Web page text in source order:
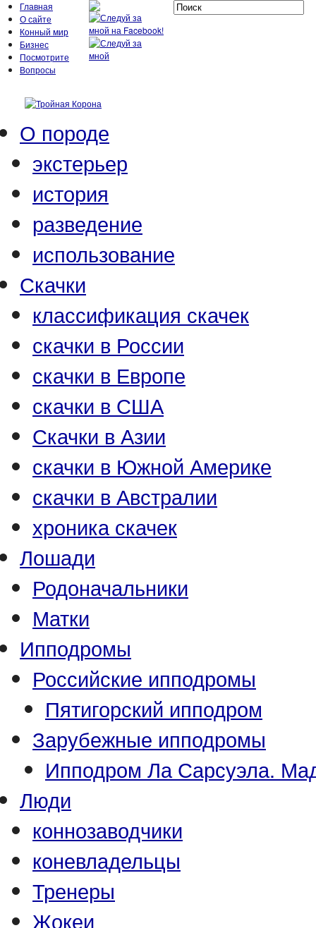
Главная
О сайте
Конный мир
Бизнес
Посмотрите
Вопросы
О породе
экстерьер
история
разведение
использование
Скачки
классификация скачек
скачки в России
скачки в Европе
скачки в США
Скачки в Азии
скачки в Южной Америке
скачки в Австралии
хроника скачек
Лошади
Родоначальники
Матки
Ипподромы
Российские ипподромы
Пятигорский ипподром
Зарубежные ипподромы
Ипподром Ла Сарсуэла.
Люди
коннозаводчики
коневладельцы
Тренеры
Жокеи